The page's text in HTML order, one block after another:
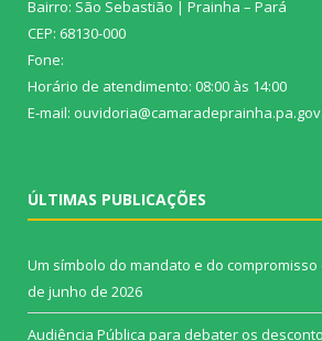
Bairro: São Sebastião | Prainha – Pará
CEP: 68130-000
Fone:
Horário de atendimento: 08:00 às 14:00
E-mail:
ÚLTIMAS PUBLICAÇÕES
Um símbolo do mandato e do
de junho de 2026
Audiência Pública para debater os